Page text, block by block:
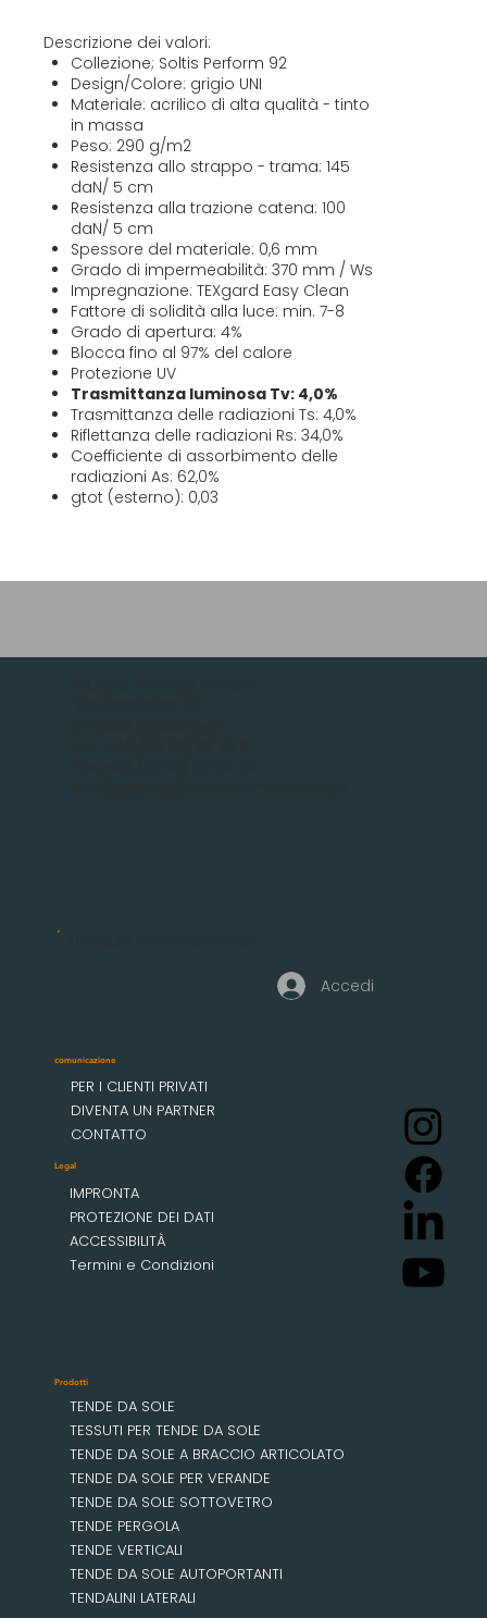
Descrizione dei valori:
Collezione; Soltis Perform 92
Design/Colore: grigio UNI
Materiale: acrilico di alta qualità - tinto
in massa
Peso: 290 g/m2
Resistenza allo strappo - trama: 145
daN/ 5 cm
Resistenza alla trazione catena: 100
daN/ 5 cm
Spessore del materiale: 0,6 mm
Grado di impermeabilità: 370 mm / Ws
Impregnazione: TEXgard Easy Clean
Fattore di solidità alla luce: min. 7-8
Grado di apertura: 4%
Blocca fino al 97% del calore
Protezione UV
Trasmittanza luminosa Tv: 4,0%
Trasmittanza delle radiazioni Ts: 4,0%
Riflettanza delle radiazioni Rs: 34,0%
Coefficiente di assorbimento delle
radiazioni As: 62,0%
gtot (esterno): 0,03
Prodotti
TENDE DA SOLE
TESSUTI PER TENDE DA SOLE
TENDE DA SOLE A BRACCIO ARTICOLATO
TENDE DA SOLE PER VERANDE
TENDE DA SOLE SOTTOVETRO
TENDE PERGOLA
TENDE VERTICALI
TENDE DA SOLE AUTOPORTANTI
TENDALINI LATERALI
comunicazione
PER I CLIENTI PRIVATI
DIVENTA UN PARTNER
CONTATTO
Legal
IMPRONTA
PROTEZIONE DEI DATI
ACCESSIBILITÀ
Termini e Condizioni
Accedi